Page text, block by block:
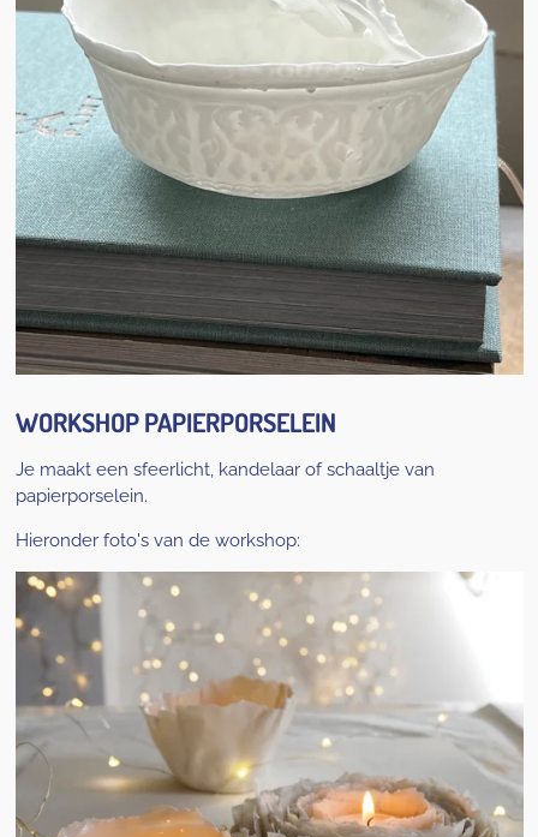
WORKSHOP PAPIERPORSELEIN
Je maakt een sfeerlicht, kandelaar of schaaltje van
papierporselein.
Hieronder foto's van de workshop: